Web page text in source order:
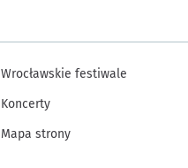
Wrocławskie festiwale
Koncerty
Mapa strony